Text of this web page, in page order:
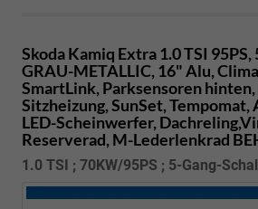
Skoda Kamiq Extra 1.0 TSI
GRAU-METALLIC, 16" Alu,
SmartLink, Parksensoren
Sitzheizung, SunSet, Tempomat,
LED-Scheinwerfer,
Reserverad, M-Lederlenkrad
1.0 TSI ; 70KW/95PS ; 5-Gang-